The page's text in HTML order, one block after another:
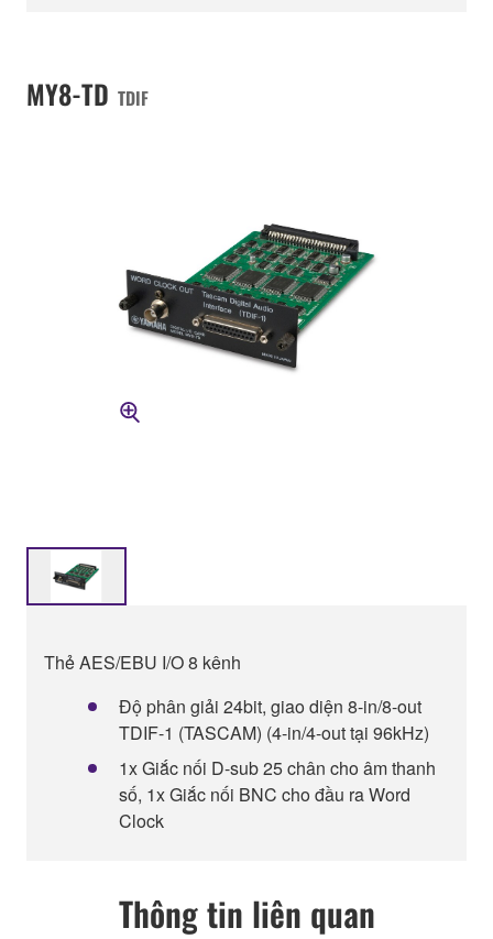
MY8-TD TDIF
Thẻ AES/EBU I/O 8 kênh
Độ phân giải 24bit, giao diện 8-in/8-out
TDIF-1 (TASCAM) (4-in/4-out tại 96kHz)
1x Giắc nối D-sub 25 chân cho âm thanh
số, 1x Giắc nối BNC cho đầu ra Word
Clock
Thông tin liên quan